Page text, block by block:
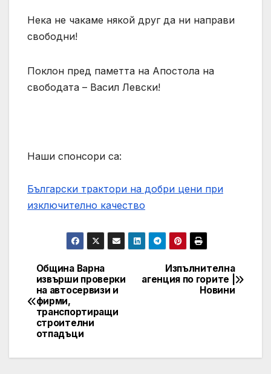
Нека не чакаме някой друг да ни направи
свободни!
Поклон пред паметта на Апостола на
свободата – Васил Левски!
Наши спонсори са:
Български трактори на добри цени при
изключително качество
Post
navigation
Изпълнителна
агенция по горите |
Новини
Община Варна
извърши проверки
на автосервизи и
фирми,
транспортиращи
строителни
отпадъци